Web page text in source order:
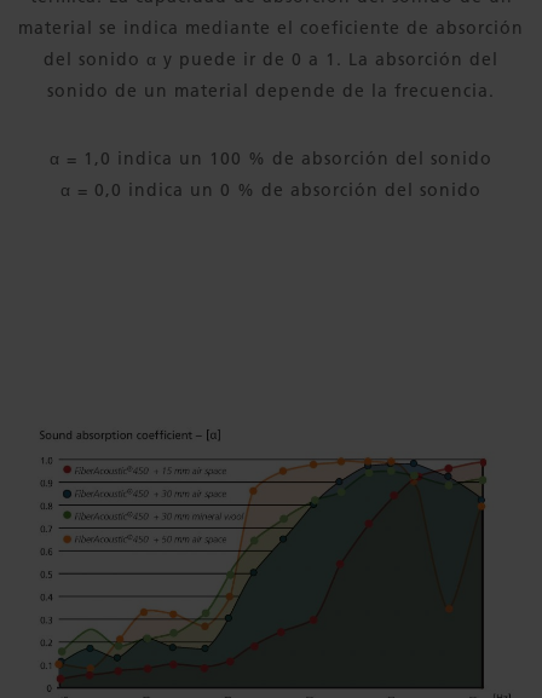
material se indica mediante el coeficiente de absorción
del sonido α y puede ir de 0 a 1. La absorción del
sonido de un material depende de la frecuencia.
α = 1,0 indica un 100 % de absorción del sonido
α = 0,0 indica un 0 % de absorción del sonido